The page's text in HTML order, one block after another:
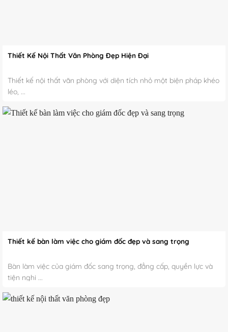
Thiết Kế Nội Thất Văn Phòng Đẹp Hiện Đại
Thiết kế nội thất văn phòng với diện tích nhỏ một biện pháp khéo
léo, ...
Thiết kế bàn làm việc cho giám đốc đẹp và sang trọng
Bàn làm việc của giám đốc sang trọng, đẳng cấp, quyền lực và
tiện nghi ...